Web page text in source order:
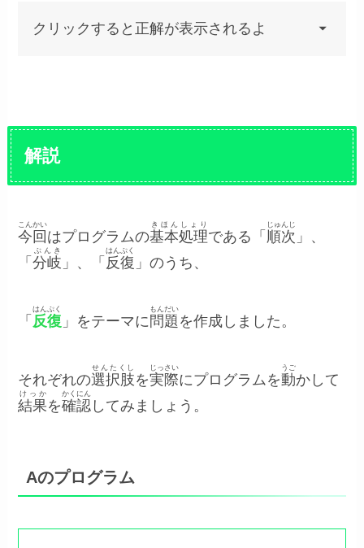
クリックすると正解が表示されるよ
解説
今回
こんかい
はプログラムの基本処理
きほんしょり
である「 順次
じゅんじ
」、
「分岐
ぶんき
」、「 反復
はんぷく
」のうち、
「 反復
はんぷく
」をテーマに問題
もんだい
を作成しました。
それぞれの選択肢
せんたくし
を実際
じっさい
にプログラムを動
うご
かして
結果
けっか
を確認
かくにん
してみましょう。
Aのプログラム